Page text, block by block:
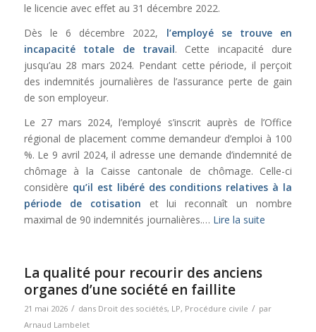
le licencie avec effet au 31 décembre 2022.
Dès le 6 décembre 2022, l’employé se trouve en
incapacité totale de travail. Cette incapacité dure
jusqu’au 28 mars 2024. Pendant cette période, il perçoit
des indemnités journalières de l’assurance perte de gain
de son employeur.
Le 27 mars 2024, l’employé s’inscrit auprès de l’Office
régional de placement comme demandeur d’emploi à 100
%. Le 9 avril 2024, il adresse une demande d’indemnité de
chômage à la Caisse cantonale de chômage. Celle-ci
considère qu’il est libéré des conditions relatives à la
période de cotisation et lui reconnaît un nombre
maximal de 90 indemnités journalières.… Lire la suite
La qualité pour recourir des anciens
organes d’une société en faillite
21 mai 2026 / dans Droit des sociétés, LP, Procédure civile / par
Arnaud Lambelet